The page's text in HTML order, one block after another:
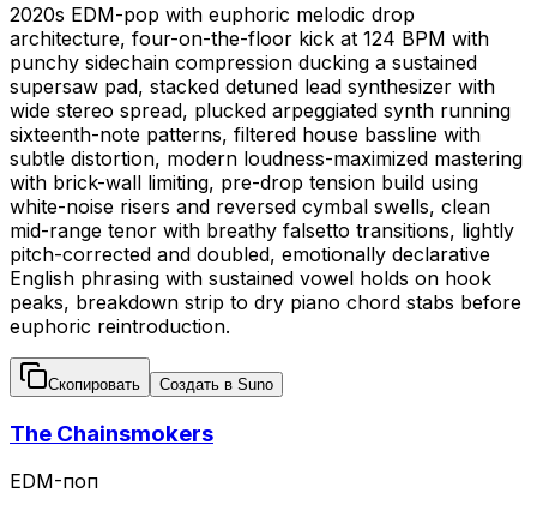
2020s EDM-pop with euphoric melodic drop
architecture, four-on-the-floor kick at 124 BPM with
punchy sidechain compression ducking a sustained
supersaw pad, stacked detuned lead synthesizer with
wide stereo spread, plucked arpeggiated synth running
sixteenth-note patterns, filtered house bassline with
subtle distortion, modern loudness-maximized mastering
with brick-wall limiting, pre-drop tension build using
white-noise risers and reversed cymbal swells, clean
mid-range tenor with breathy falsetto transitions, lightly
pitch-corrected and doubled, emotionally declarative
English phrasing with sustained vowel holds on hook
peaks, breakdown strip to dry piano chord stabs before
euphoric reintroduction.
Скопировать Создать в Suno
The Chainsmokers
EDM-поп